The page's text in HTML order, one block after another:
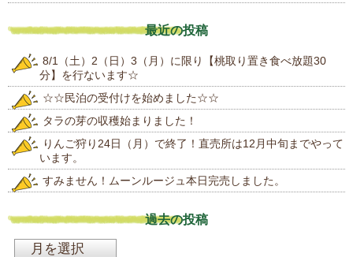
最近の投稿
8/1（土）2（日）3（月）に限り【桃取り置き食べ放題30
分】を行ないます☆
☆☆民泊の受付けを始めました☆☆
タラの芽の収穫始まりました！
りんご狩り24日（月）で終了！直売所は12月中旬までやって
います。
すみません！ムーンルージュ本日完売しました。
過去の投稿